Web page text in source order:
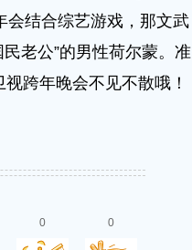
会结合综艺游戏，那文武
老公”的男性荷尔蒙。准
跨年晚会不见不散哦！
0 0